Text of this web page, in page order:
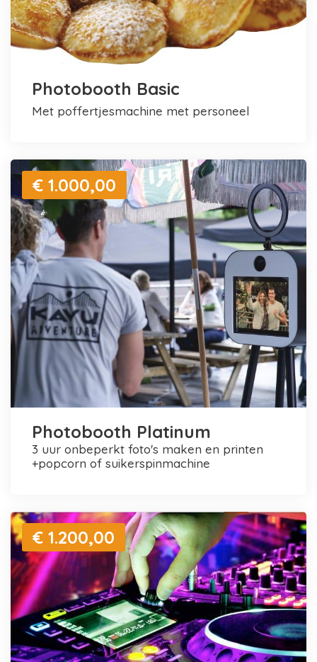
Photobooth Basic
met poffertjesmachine met personeel
€ 1.000,00
Photobooth Platinum
3 uur onbeperkt foto's maken en printen
+popcorn of suikerspinmachine
€ 1.200,00